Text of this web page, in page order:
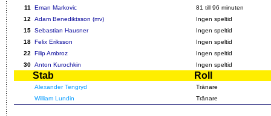
11
Eman Markovic 81 till 96 minuten
12
Adam Benediktsson (mv)
Ingen speltid
15 Sebastian Hausner
Ingen speltid
18 Felix Eriksson
Ingen speltid
22
Filip Ambroz
Ingen speltid
30 Anton Kurochkin Ingen speltid
Stab Roll
Alexander Tengryd
Tränare
William Lundin
Tränare